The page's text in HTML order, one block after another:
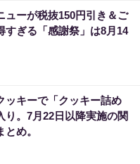
ューが税抜150円引き＆ご
すぎる「感謝祭」は8月14
ッキーで「クッキー詰め
り。7月22日以降実施の関
め。